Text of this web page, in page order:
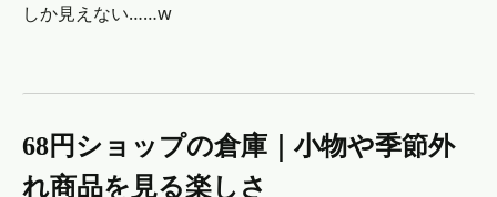
しか見えない……w
68円ショップの倉庫｜小物や季節外
れ商品を見る楽しさ